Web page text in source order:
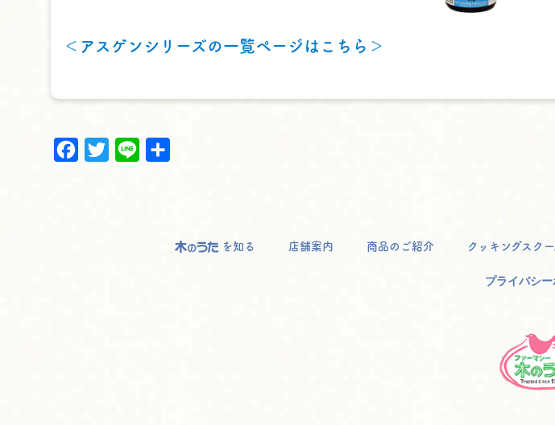
＜アスゲンシリーズの一覧ページはこちら＞
w
を知る 店舗案内 商品のご紹介 クッキングスク
プライバシ